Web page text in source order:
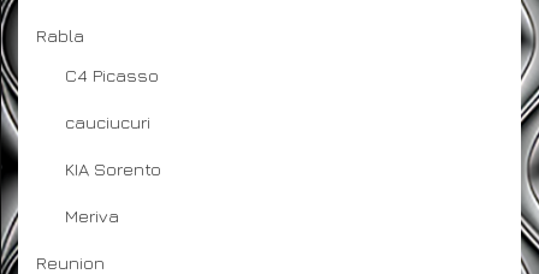
Rabla
C4 Picasso
cauciucuri
KIA Sorento
Meriva
Reunion